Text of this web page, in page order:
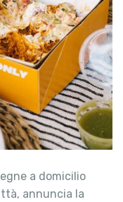
a domicilio
annuncia la